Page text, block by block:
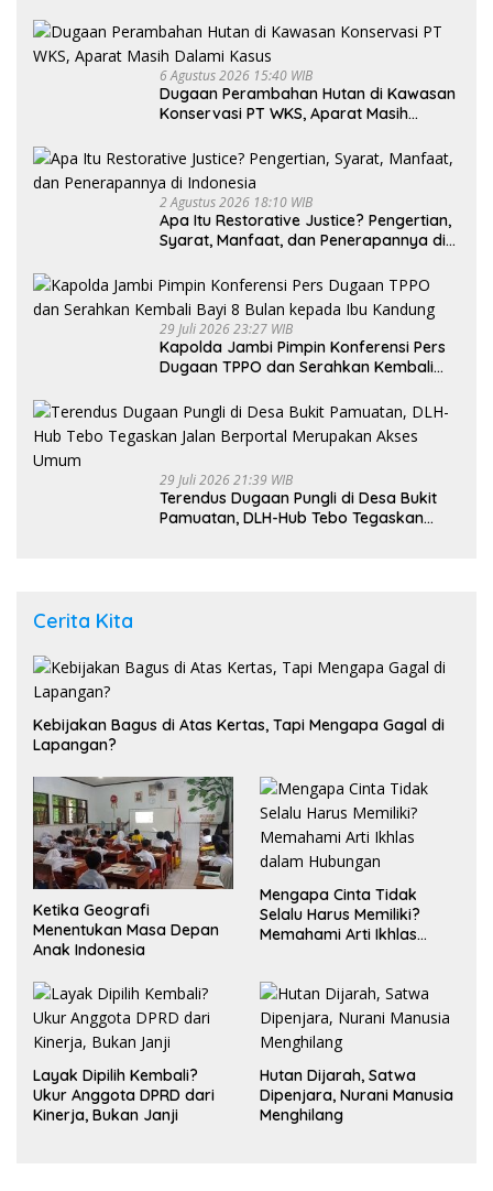
6 Agustus 2026 15:40 WIB
Dugaan Perambahan Hutan di Kawasan
Konservasi PT WKS, Aparat Masih
2 Agustus 2026 18:10 WIB
Apa Itu Restorative Justice? Pengertian,
Syarat, Manfaat, dan Penerapannya di
29 Juli 2026 23:27 WIB
Kapolda Jambi Pimpin Konferensi Pers
Dugaan TPPO dan Serahkan Kembali
29 Juli 2026 21:39 WIB
Terendus Dugaan Pungli di Desa Bukit
Pamuatan, DLH-Hub Tebo Tegaskan
Cerita Kita
Kebijakan Bagus di Atas Kertas, Tapi Mengapa Gagal di
Lapangan?
Ketika Geografi
Menentukan Masa Depan
Anak Indonesia
Mengapa Cinta Tidak
Selalu Harus Memiliki?
Memahami Arti Ikhlas
Layak Dipilih Kembali?
Ukur Anggota DPRD dari
Kinerja, Bukan Janji
Hutan Dijarah, Satwa
Dipenjara, Nurani Manusia
Menghilang